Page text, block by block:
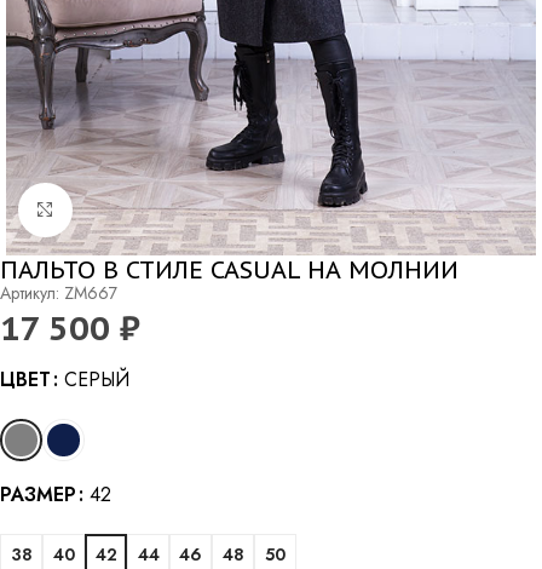
Нажмите, чтобы увеличить
ПАЛЬТО В СТИЛЕ CASUAL НА МОЛНИИ
Артикул: ZM667
17 500 ₽
ЦВЕТ СЕРЫЙ
РАЗМЕР 42
38 40 42 44 46 48 50
Alternative: